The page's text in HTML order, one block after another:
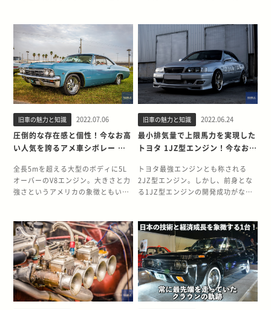
フトはクルマさえあればどなたでも
楽しめるモータースポーツです。ド
リフトに適したクルマ選びや必要な
パーツなどを詳しくご紹介します。
ドリフトは敷居の低いモータースポ
ーツ ドリフト走行は、いくつか公式
な競技団体が存在するほど、現在で
して広く認知されています。また、
一方でアマチュアレベルでのドリフ
トシーンも活発で、モータースポー
テゴリの1つです。 ドリフト走行と
は Drift（ドリフト）は、直訳する
と「流れ漂う」という意味です。コ
ンターステア（曲がる方向とは逆方
向にハンドルを切る）をあてながら
走行します。コーナーの角度以上に
横を向き、スピン寸前の不安定な状
態をコントロールするという技術が
ドリフトの大きな見どころ。D1、フ
ォーミュラドリフトといった競技で
は、コーナーへの進入速度、ドリフ
エンジンモデルは、現代の排ガス規
制により何か対策を講じないかぎ
り、一部の地域では登録できないば
かりか、車検を通すことすらできま
せん。今回は70系ランドクルーザー
のディーゼルモデルを現代の厳しい
規制の中でクリアし、登録する方法
持される70系ランドクルーザーの歴
史 70系ランドクルーザーは、40系
の後継車種として1984年に誕生。
2004年に日本国内での販売を終了し
ています。 その後多くの根強いファ
ンの声もあり、2014年から2015年
エーションは、ボディタイプは5種
類、エンジンはガソリンエンジンが
3種類、ディーゼルエンジンが7種類
と豊富なバリエーションが販売され
てきました。 一部国外限定ではあり
ますが、同年代のライバルであるパ
ジェロと比べても車体のバリエーシ
ョンが多いことや、武骨でありなが
旧車の魅力と知識 2022.07.06
圧倒的な存在感と個性！今なお高
い人気を誇るアメ車シボレー イ
全長5mを超える大型のボディに5L
オーバーのV8エンジン。大きさと力
強さというアメリカの象徴ともいえ
され続けているインパラの歴史を振
り返ります。 力強いアメリカを象徴
するインパラ アメリカが1番元気だ
ったとも言われる1960年代の直前、
シボレー インパラは登場しました。
インパラは新時代の到来に期待が高
まるなか、時代に呼応するようにシ
旧車の魅力と知識 2022.06.24
最小排気量で上限馬力を実現した
トヨタ 1JZ型エンジン！今なお名
トヨタ最強エンジンとも称される
2JZ型エンジン。しかし、前身とな
る1JZ型エンジンの開発成功がなけ
自主規制上限の280psを発生し、最
高のパフォーマンスを叩き出した
1JZ型エンジンの魅力に迫ります。
名機の後継機として開発された1JZ
もまた名機 JZ系エンジンの初代と
なる1JZエンジンは、30年近く製造
されてきたトヨタを代表するエンジ